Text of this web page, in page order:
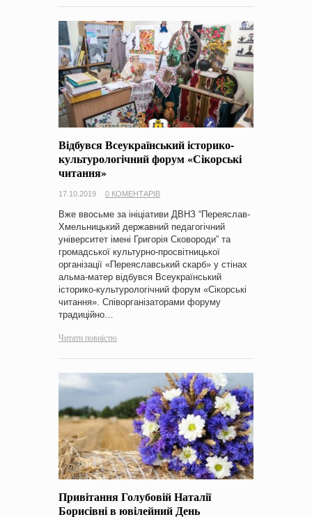
Відбувся Всеукраїнський історико-
культурологічний форум «Сікорські
читання»
17.10.2019 0 КОМЕНТАРІВ
Вже ввосьме за ініціативи ДВНЗ “Переяслав-
Хмельницький державний педагогічний
університет імені Григорія Сковороди” та
громадської культурно-просвітницької
організації «Переяславський скарб» у стінах
альма-матер відбувся Всеукраїнський
історико-культурологічний форум «Сікорські
читання». Співорганізаторами форуму
традиційно…
Читати повністю
Привітання Голубовій Наталії
Борисівні в ювілейний День